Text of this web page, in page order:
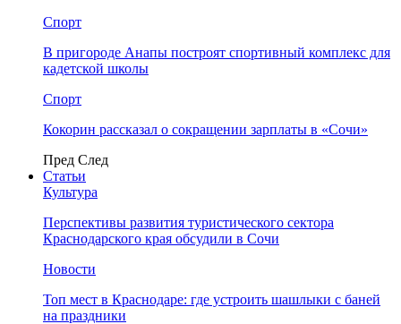
Спорт
В пригороде Анапы построят спортивный комплекс для
кадетской школы
Спорт
Кокорин рассказал о сокращении зарплаты в «Сочи»
Пред След
Статьи
Культура
Перспективы развития туристического сектора
Краснодарского края обсудили в Сочи
Новости
Топ мест в Краснодаре: где устроить шашлыки с баней
на праздники